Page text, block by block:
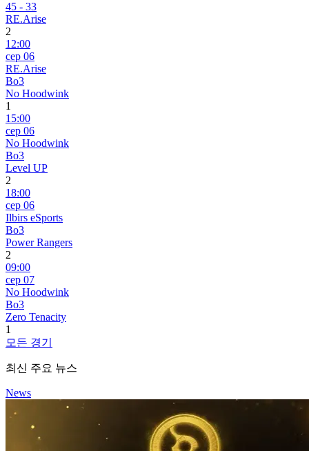
45 - 33
RE.Arise
2
12:00
сер 06
RE.Arise
Bo3
No Hoodwink
1
15:00
сер 06
No Hoodwink
Bo3
Level UP
2
18:00
сер 06
Ilbirs eSports
Bo3
Power Rangers
2
09:00
сер 07
No Hoodwink
Bo3
Zero Tenacity
1
모든 경기
최신 주요 뉴스
News